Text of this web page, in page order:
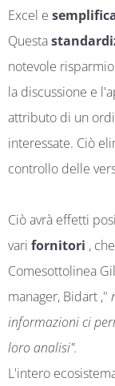
Excel e
Questa
notevole
la discussione e
attributo di un
interessate. Ciò
controllo delle
Ciò avrà effetti
vari fornitori ,
Comesottolinea
manager, Bidart ,"
informazioni ci
loro analisi".
L'intero